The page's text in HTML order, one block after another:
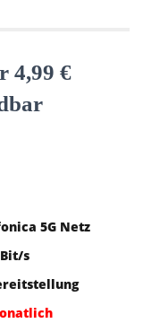
4,99 €
5G Netz
s